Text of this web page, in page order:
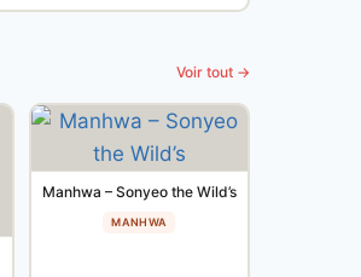
Voir tout →
Manhwa – Sonyeo the Wild’s
MANHWA